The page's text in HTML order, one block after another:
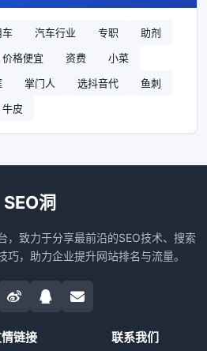
车 汽车行业 专职
助剂
价格便宜 资费
小菜
掌门人 选抖音代
鱼刺
牛皮
SEO洞
，致力于分享最前沿的SEO技术、搜索
巧，助力企业提升网站排名与流量。
链接 联系我们